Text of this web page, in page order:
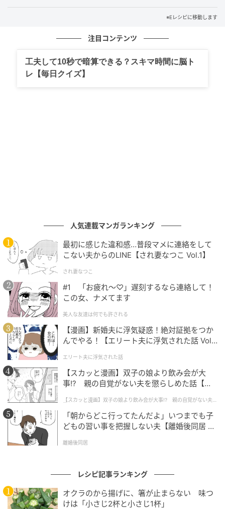
塩と粗びき黒コショウを振る。バジルを小さくちぎっ
て散らし、EVオリーブ油をまわしかける。
E・レシピ
■【2位以降も絶品ぞろい】夏至においしい！
冷たい副菜レシピ
【No.2】薬味たっぷりでさっぱり爽快！コク
旨冷や奴
※Eレシピに移動します
注目コンテンツ
工夫して10秒で暗算できる？スキマ時間に脳ト
レ【毎日クイズ】
人気連載マンガランキング
最初に感じた違和感…普段マメに連絡をして
こない夫からのLINE【され妻なつこ Vol.1】
され妻なつこ
#1 「お疲れ〜♡」遅刻するなら連絡して！
この女、ナメてます
美人な友達は何でも許される
【漫画】新婚夫に浮気疑惑！絶対証拠をつか
んでやる！【エリート夫に浮気された話 Vol.
エリート夫に浮気された話
【スカッと漫画】双子の娘より飲み会が大
事!? 親の自覚がない夫を懲らしめた話【第1
【スカッと漫画】双子の娘より飲み会が大事!? 親の自覚がない夫を
懲らしめた話
「朝からどこ行ってたんだよ」いつまでも子
どもの習い事を把握しない夫【離婚後同居 Vo
離婚後同居
レシピ記事ランキング
オクラのから揚げに、箸が止まらない 味つ
けは「小さじ2杯と小さじ1杯」